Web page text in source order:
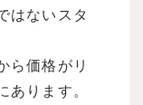
はないスタ
ら価格がリ
あります。